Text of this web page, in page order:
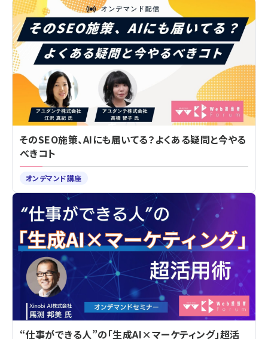
そのSEO施策、AIにも届いてる？よくある疑問と今やる
べきコト
オンデマンド講座
“仕事ができる人”の「生成AI×マーケティング」超活